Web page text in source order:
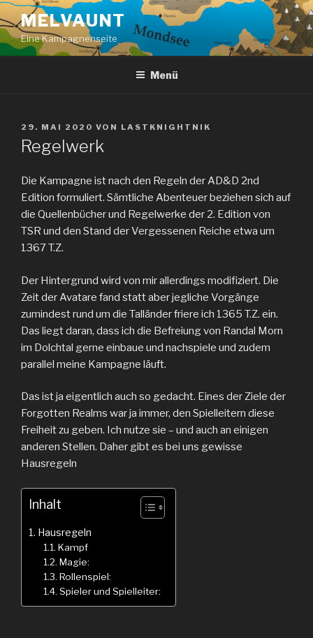
Zum
Inhalt
springen
MELVAUNT
Eine Kampagnenseite
Menü
VERÖFFENTLICHT
AM
29. MAI 2020 VON LASTKNIGHTNIK
Regelwerk
Die Kampagne ist nach den Regeln der AD&D 2nd
Edition formuliert. Sämtliche Abenteuer beziehen sich auf
die Quellenbücher und Regelwerke der 2. Edition von
TSR und den Stand der Vergessenen Reiche etwa um
1367 T.Z.
Der Hintergrund wird von mir allerdings modifiziert. Die
Zeit der Avatare fand statt aber jegliche Vorgänge
zumindest rund um die Talländer friere ich 1365 T.Z. ein.
Das liegt daran, dass ich die Befreiung von Randal Morn
im Dolchtal gerne einbaue und nachspiele und zudem
parallel meine Kampagne läuft.
Das ist ja eigentlich auch so gedacht. Eines der Ziele der
Forgotten Realms war ja immer, den Spielleitern diese
Freiheit zu geben. Ich nutze sie – und auch an einigen
anderen Stellen. Daher gibt es bei uns gewisse
Hausregeln
Inhalt
Hausregeln
Kampf
Magie:
Rollenspiel:
Spieler und Spielleiter: